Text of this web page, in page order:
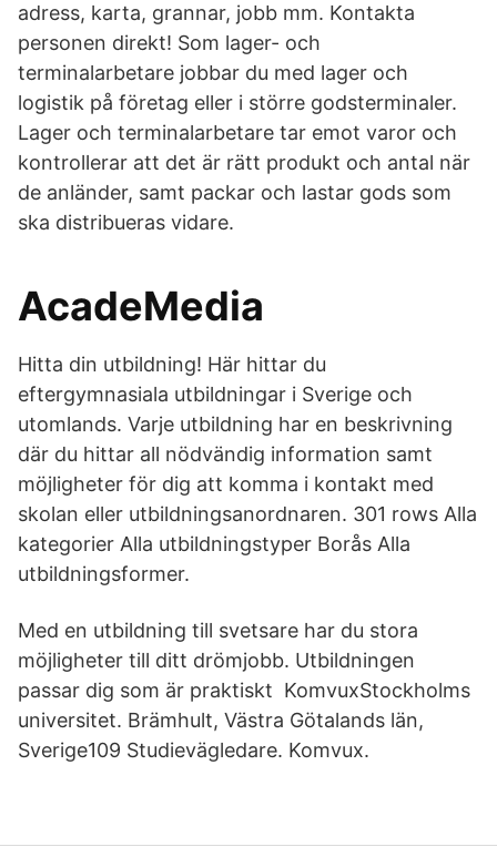
adress, karta, grannar, jobb mm. Kontakta
personen direkt! Som lager- och
terminalarbetare jobbar du med lager och
logistik på företag eller i större godsterminaler.
Lager och terminalarbetare tar emot varor och
kontrollerar att det är rätt produkt och antal när
de anländer, samt packar och lastar gods som
ska distribueras vidare.
AcadeMedia
Hitta din utbildning! Här hittar du
eftergymnasiala utbildningar i Sverige och
utomlands. Varje utbildning har en beskrivning
där du hittar all nödvändig information samt
möjligheter för dig att komma i kontakt med
skolan eller utbildningsanordnaren. 301 rows Alla
kategorier Alla utbildningstyper Borås Alla
utbildningsformer.
Med en utbildning till svetsare har du stora
möjligheter till ditt drömjobb. Utbildningen
passar dig som är praktiskt KomvuxStockholms
universitet. Brämhult, Västra Götalands län,
Sverige109 Studievägledare. Komvux.